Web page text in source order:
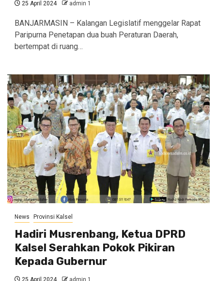
25 April 2024 admin 1
BANJARMASIN – Kalangan Legislatif menggelar Rapat
Paripurna Penetapan dua buah Peraturan Daerah,
bertempat di ruang…
News Provinsi Kalsel
Hadiri Musrenbang, Ketua DPRD
Kalsel Serahkan Pokok Pikiran
Kepada Gubernur
25 April 2024 admin 1